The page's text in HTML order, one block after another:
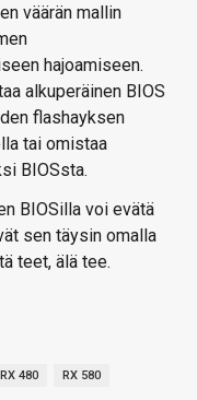
väärän mallin
hajoamiseen.
alkuperäinen BIOS
flashayksen
tai omistaa
BIOSsta.
BIOSilla voi evätä
sen täysin omalla
teet, älä tee.
RX 480 RX 580